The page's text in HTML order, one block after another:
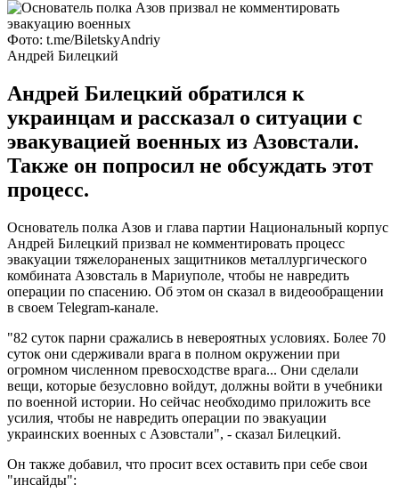
Фото: t.me/BiletskyAndriy
Андрей Билецкий
Андрей Билецкий обратился к
украинцам и рассказал о ситуации с
эвакувацией военных из Азовстали.
Также он попросил не обсуждать этот
процесс.
Основатель полка Азов и глава партии Национальный корпус
Андрей Билецкий призвал не комментировать процесс
эвакуации тяжелораненых защитников металлургического
комбината Азовсталь в Мариуполе, чтобы не навредить
операции по спасению. Об этом он сказал в видеообращении
в своем Telegram-канале.
"82 суток парни сражались в невероятных условиях. Более 70
суток они сдерживали врага в полном окружении при
огромном численном превосходстве врага... Они сделали
вещи, которые безусловно войдут, должны войти в учебники
по военной истории. Но сейчас необходимо приложить все
усилия, чтобы не навредить операции по эвакуации
украинских военных с Азовстали", - сказал Билецкий.
Он также добавил, что просит всех оставить при себе свои
"инсайды":